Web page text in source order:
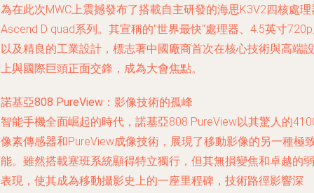
在此次MWC上震撼發布了搭載自主研發的海思K3V2四核處理
D quad系列。其宣稱的"世界最快"處理器、4.5英寸
及精良的工業設計，標志著中國廠商首次在核心技術與高端設
與國際巨頭正面交鋒，成為大會焦點。
諾基亞808 PureView ：影像技術的孤峰
能手機全面崛起的時代，諾基亞808 PureView以其驚人的
素傳感器和PureView成像技術，展現了移動影像的另一種極
。雖然搭載塞班系統顯得特立獨行，但其無損變焦和卓越的弱
現，使其成為移動攝影史上的一座里程碑，技術路徑影響深